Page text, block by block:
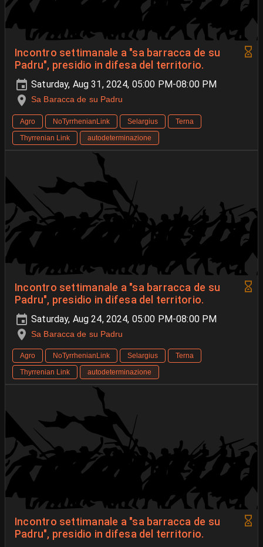
Incontro settimanale a "sa barracca de su
Padru", presidio in difesa del territorio.
Saturday, Aug 31, 2024, 05:00 PM-08:00 PM
Sa Baracca de su Padru
Agro NoTyrrhenianLink Selargius
Terna
Thyrrenian Link
autodeterminazione
Incontro settimanale a "sa barracca de su
Padru", presidio in difesa del territorio.
Saturday, Aug 24, 2024, 05:00 PM-08:00 PM
Sa Baracca de su Padru
Agro NoTyrrhenianLink Selargius
Terna
Thyrrenian Link
autodeterminazione
Incontro settimanale a "sa barracca de su
Padru", presidio in difesa del territorio.